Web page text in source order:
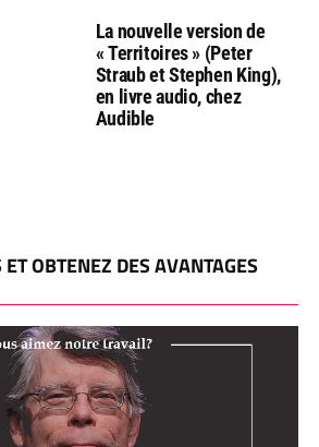
La nouvelle version de
« Territoires » (Peter
Straub et Stephen King),
en livre audio, chez
Audible
OBTENEZ DES AVANTAGES